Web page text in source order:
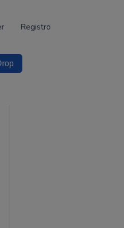
Registro